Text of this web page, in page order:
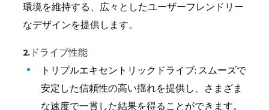
環境を維持する、広々としたユーザーフレンドリー
なデザインを提供します。
2.ドライブ性能
トリプルエキセントリックドライブ: スムーズで
安定した信頼性の高い揺れを提供し、さまざま
な速度で一貫した結果を得ることができます。